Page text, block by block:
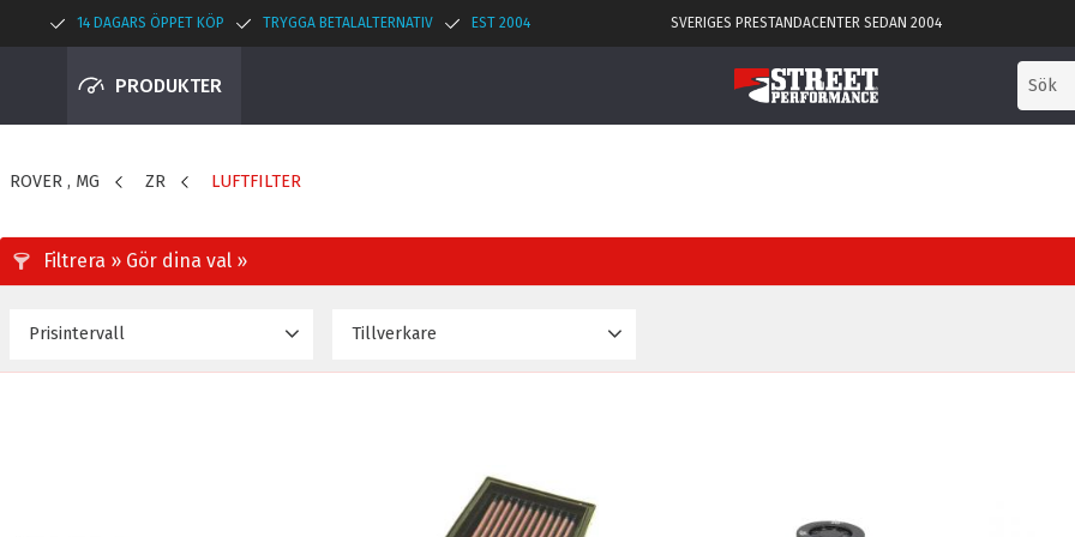
14 DAGARS ÖPPET KÖP TRYGGA BETALALTERNATIV EST 2004 SVERIGES PRESTANDACENTER SEDAN 2004
PRODUKTER
ROVER , MG ZR LUFTFILTER
Prisintervall Tillverkare